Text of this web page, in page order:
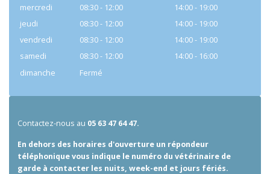
mercredi
08:30 - 12:00
14:00 - 19:00
jeudi
08:30 - 12:00
14:00 - 19:00
vendredi
08:30 - 12:00
14:00 - 19:00
samedi
08:30 - 12:00
14:00 - 16:00
dimanche
Fermé
Contactez-nous au 05 63 47 64 47.
En dehors des horaires d'ouverture un répondeur
téléphonique vous indique le numéro du vétérinaire de
garde à contacter les nuits, week-end et jours fériés.